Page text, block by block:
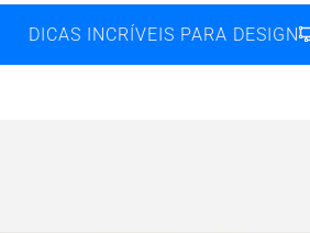
DICAS INCRÍVEIS PARA DESIGN